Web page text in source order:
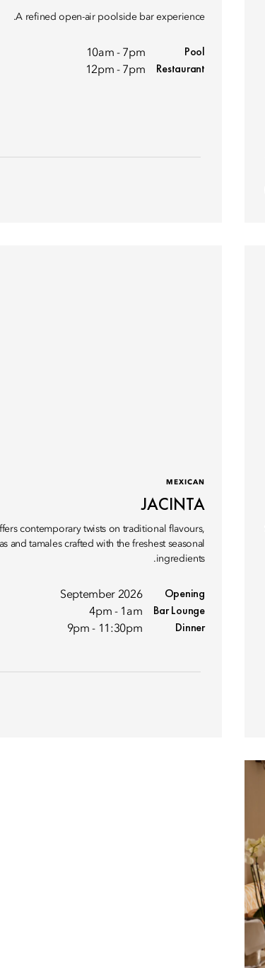
A refined open-air poolside bar experience.
Pool
10am - 7pm
Restaurant
12pm - 7pm
MEXICAN
JACINTA
contemporary twists on traditional flavours,
and tamales crafted with the freshest seasonal
ingredients.
Opening
September 2026
Bar Lounge
4pm - 1am
Dinner
9pm - 11:30pm